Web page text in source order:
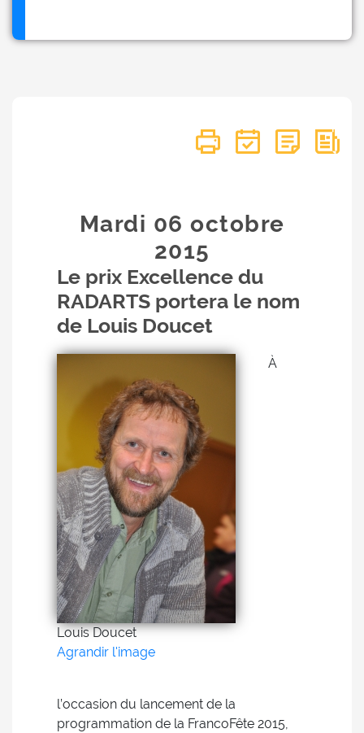
Mardi 06 octobre
2015
Le prix Excellence du
RADARTS portera le nom
de Louis Doucet
Louis Doucet
Agrandir l'image
À
l’occasion du lancement de la
programmation de la FrancoFête 2015,